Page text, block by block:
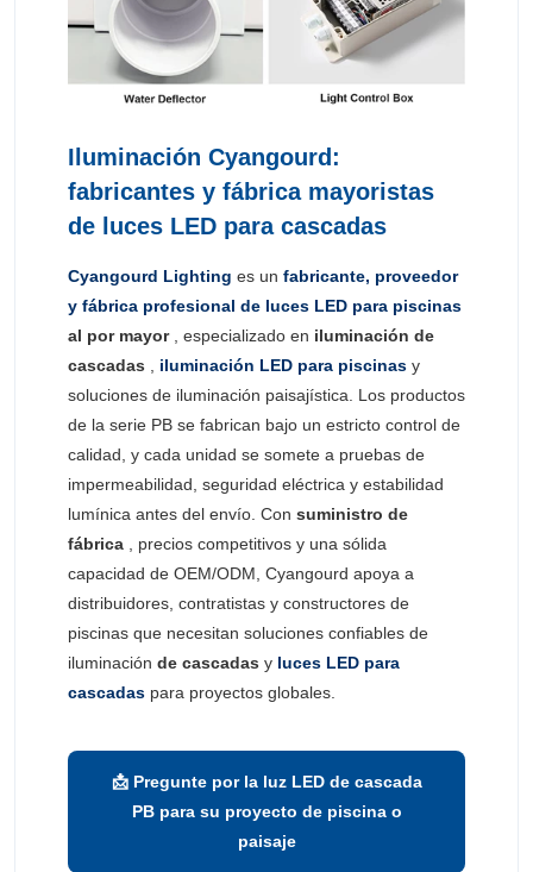
Iluminación Cyangourd:
fabricantes y fábrica mayoristas
de luces LED para cascadas
Cyangourd Lighting es un fabricante, proveedor
y fábrica profesional de luces LED para piscinas
al por mayor, especializado en iluminación de
cascadas
iluminación LED para piscinas y
soluciones de iluminación paisajística. Los productos
de la serie PB se fabrican bajo un estricto control de
calidad, y cada unidad se somete a pruebas de
impermeabilidad, seguridad eléctrica y estabilidad
lumínica antes del envío. Con suministro de
fábrica , precios competitivos y una sólida
capacidad de OEM/ODM, Cyangourd apoya a
distribuidores, contratistas y constructores de
piscinas que necesitan soluciones confiables de
iluminación de cascadas y luces LED para
cascadas para proyectos globales.
📩 Pregunte por la luz LED de cascada
PB para su proyecto de piscina o
paisaje